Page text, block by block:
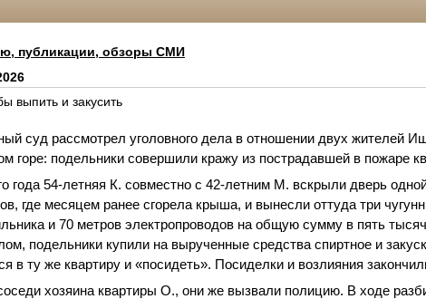
публикации, обзоры СМИ
выпить и закусить
суд рассмотрел уголовного дела в отношении двух жителей
горе: подельники совершили кражу из пострадавшей в пожаре
года 54-летняя К. совместно с 42-летним М. вскрыли дверь
где месяцем ранее сгорела крыша, и вынесли оттуда три
и 70 метров электропроводов на общую сумму в пять
подельники купили на вырученные средства спиртное и
в ту же квартиру и «посидеть». Посиделки и возлияния
хозяина квартиры О., они же вызвали полицию. В ходе